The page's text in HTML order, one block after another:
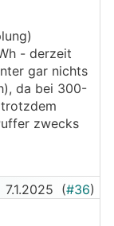
- derzeit
gar nichts
da bei 300-
zwecks
7.1.2025 (#36)